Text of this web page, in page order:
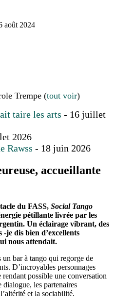
août 2024
Trempe (tout voir)
taire les arts - 16 juillet
2026
Rawss - 18 juin 2026
accueillante
du FASS, Social Tango
pétillante livrée par les
Un éclairage vibrant, des
-je dis bien d’excellents
nous attendait.
bar à tango qui regorge de
D’incroyables personnages
possible une conversation
dialogue, les partenaires
et la sociabilité.